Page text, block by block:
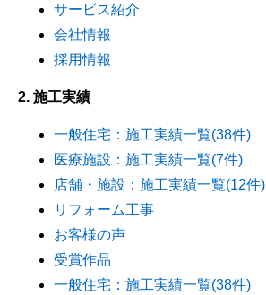
サービス紹介
会社情報
採用情報
2. 施工実績
一般住宅：施工実績一覧(38件)
医療施設：施工実績一覧(7件)
店舗・施設：施工実績一覧(12件)
リフォーム工事
お客様の声
受賞作品
一般住宅：施工実績一覧(38件)